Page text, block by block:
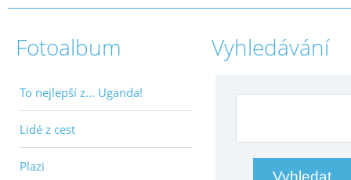
Fotoalbum
To nejlepší z... Uganda!
Lidé z cest
Plazi
Vyhledávání